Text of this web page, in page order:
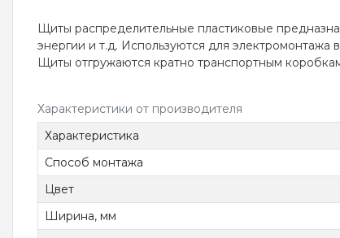
Щиты распределительные пластиковые
энергии и т.д. Используются для
Щиты отгружаются кратно транспортным
Характеристики от производителя
Характеристика
Способ монтажа
Цвет
Ширина, мм